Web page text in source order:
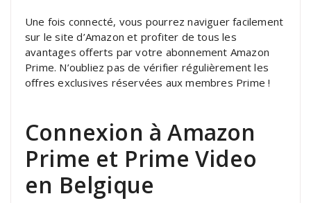
Une fois connecté, vous pourrez naviguer facilement
sur le site d’Amazon et profiter de tous les
avantages offerts par votre abonnement Amazon
Prime. N’oubliez pas de vérifier régulièrement les
offres exclusives réservées aux membres Prime !
Connexion à Amazon
Prime et Prime Video
en Belgique